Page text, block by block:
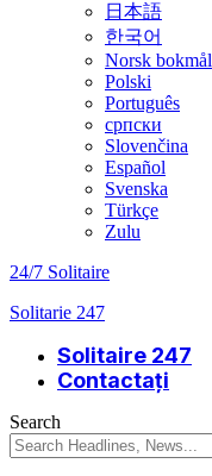
日本語
한국어
Norsk bokmål
Polski
Português
српски
Slovenčina
Español
Svenska
Türkçe
Zulu
24/7 Solitaire
Solitarie 247
Solitaire 247
Contactați
Search